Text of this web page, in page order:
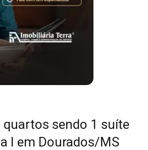
quartos sendo 1 suíte
I em Dourados/MS